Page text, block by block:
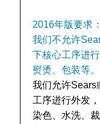
2016年版要求：
我们不允许
下核心工序进
熨烫、包装等。
我们允许Sears
工序进行外发
染色、水洗、